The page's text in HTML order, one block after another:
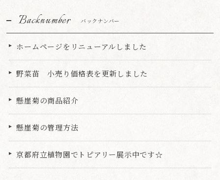
Backnumber バックナンバー
ホームページをリニューアルしました
野菜苗 小売り価格表を更新しました
懸崖菊の商品紹介
懸崖菊の管理方法
京都府立植物園でトピアリー展示中です☆